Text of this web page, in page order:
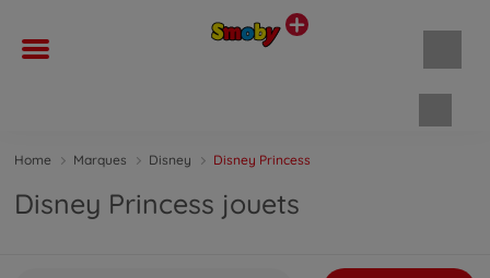
Home Marques Disney Disney Princess
Disney Princess jouets